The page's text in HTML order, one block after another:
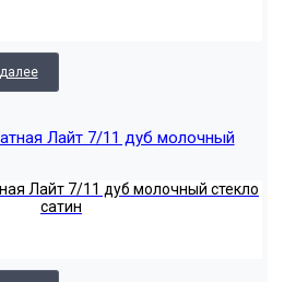
Лайт 7/11 дуб молочный стекло
сатин